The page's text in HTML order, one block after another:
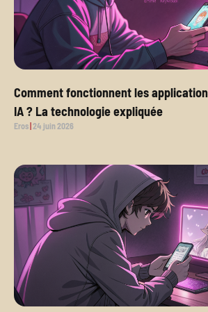
Comment fonctionnent les
IA ? La technologie expliquée
Eros 24 juin 2026